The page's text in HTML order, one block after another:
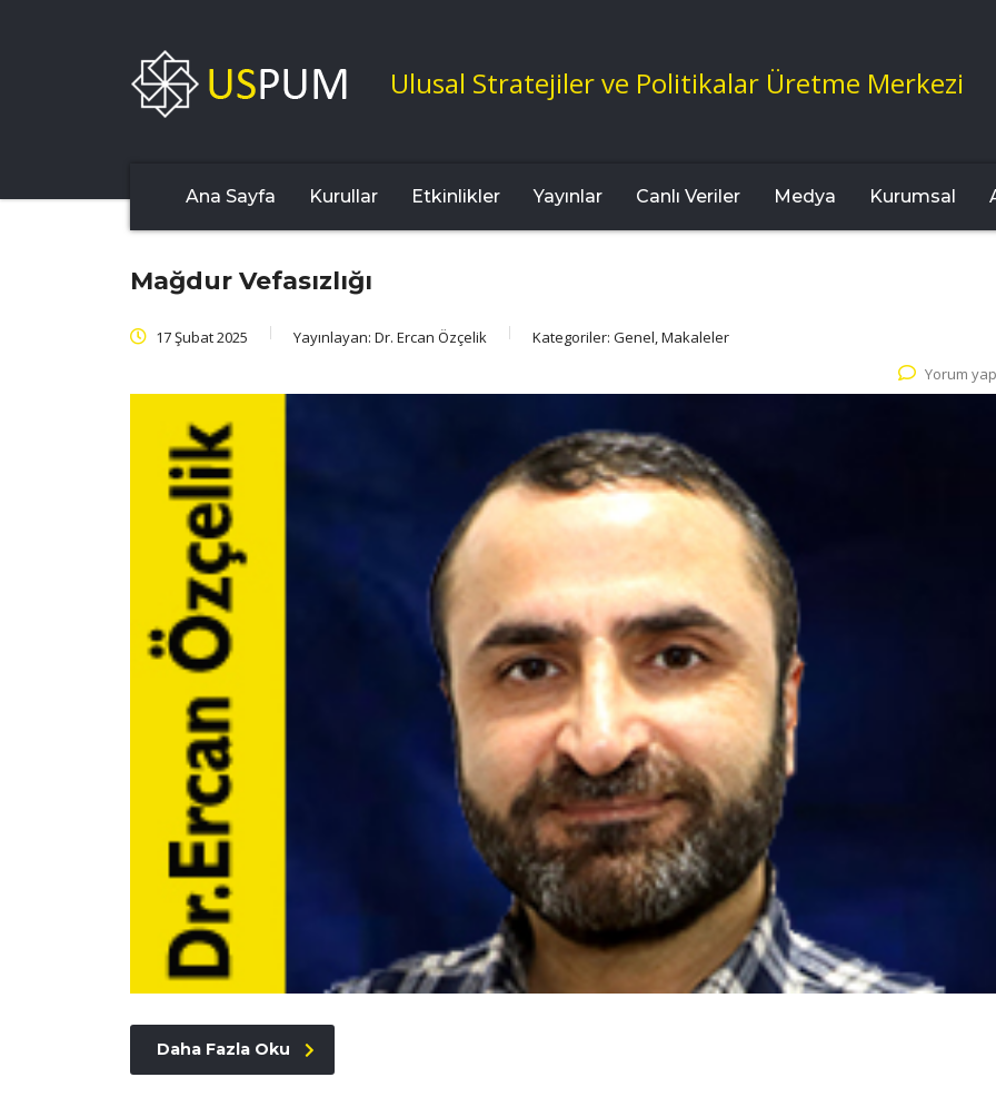
Ulusal Stratejiler ve Politikalar Üretme Merkezi
Ana Sayfa Kurullar Etkinlikler Yayınlar Canlı Veriler Medya Kurumsal
Mağdur Vefasızlığı
17 Şubat 2025 Yayınlayan: Dr. Ercan Özçelik Kategoriler: Genel, Makaleler
Yorum
Daha Fazla Oku